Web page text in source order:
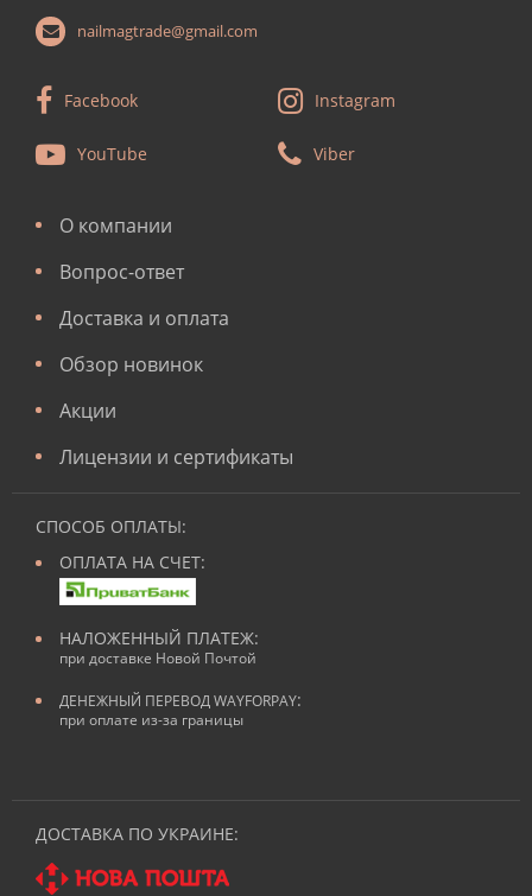
nailmagtrade@gmail.com
Facebook Instagram
YouTube Viber
О компании
Вопрос-ответ
Доставка и оплата
Обзор новинок
Акции
Лицензии и сертификаты
СПОСОБ ОПЛАТЫ:
ОПЛАТА НА СЧЕТ:
НАЛОЖЕННЫЙ ПЛАТЕЖ:
при доставке Новой Почтой
ДЕНЕЖНЫЙ ПЕРЕВОД WAYFORPAY:
при оплате из-за границы
ДОСТАВКА ПО УКРАИНЕ: